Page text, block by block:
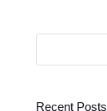
Recent Posts